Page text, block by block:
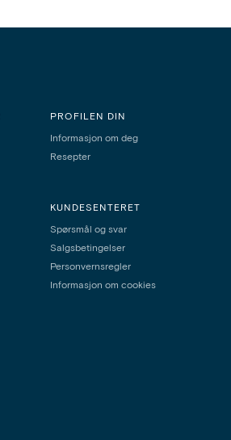
PROFILEN DIN
Informasjon om deg
Resepter
KUNDESENTERET
Spørsmål og svar
Salgsbetingelser
Personvernsregler
Informasjon om cookies